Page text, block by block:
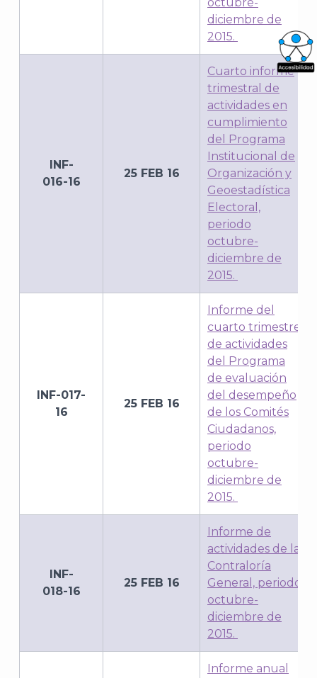
diciembre de
2015.
INF-
016-16
25 FEB 16
Cuarto informe
trimestral de
actividades en
cumplimiento
del Programa
Institucional de
Organización y
Geoestadística
Electoral,
periodo
octubre-
diciembre de
2015.
INF-017-
16
25 FEB 16
Informe del
cuarto trimestre
de actividades
del Programa
de evaluación
del desempeño
de los Comités
Ciudadanos,
periodo
octubre-
diciembre de
2015.
INF-
018-16
25 FEB 16
Informe de
actividades de la
Contraloría
General, periodo
octubre-
diciembre de
2015.
Informe anual